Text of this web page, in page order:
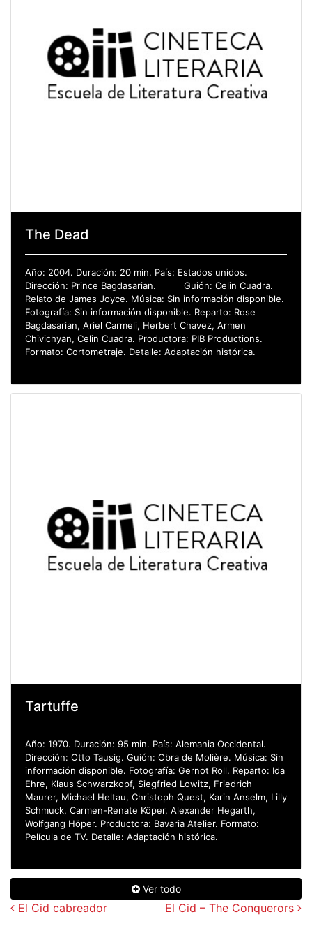
The Dead
Año: 2004. Duración: 20 min. País: Estados unidos.
Dirección: Prince Bagdasarian. Guión: Celin Cuadra.
Relato de James Joyce. Música: Sin información disponible.
Fotografía: Sin información disponible. Reparto: Rose
Bagdasarian, Ariel Carmeli, Herbert Chavez, Armen
Chivichyan, Celin Cuadra. Productora: PIB Productions.
Formato: Cortometraje. Detalle: Adaptación histórica.
Tartuffe
Año: 1970. Duración: 95 min. País: Alemania Occidental.
Dirección: Otto Tausig. Guión: Obra de Molière. Música: Sin
información disponible. Fotografía: Gernot Roll. Reparto: Ida
Ehre, Klaus Schwarzkopf, Siegfried Lowitz, Friedrich
Maurer, Michael Heltau, Christoph Quest, Karin Anselm, Lilly
Schmuck, Carmen-Renate Köper, Alexander Hegarth,
Wolfgang Höper. Productora: Bavaria Atelier. Formato:
Película de TV. Detalle: Adaptación histórica.
Ver todo
Navegación de entradas
El Cid cabreador El Cid – The Conquerors